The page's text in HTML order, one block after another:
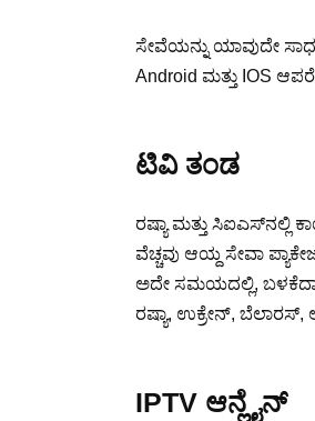
ಸೇವೆಯನ್ನು ಯಾವುದೇ
Android ಮತ್ತು IOS
ಟಿವಿ ತಂಡ
ರಷ್ಯಾ ಮತ್ತು
ವೆಚ್ಚವು ಆಯ್ದ ಸೇವಾ
ಅದೇ ಸಮಯದಲ್ಲಿ,
ರಷ್ಯಾ, ಉಕ್ರೇನ್,
IPTV ಆನ್ಲೈನ್